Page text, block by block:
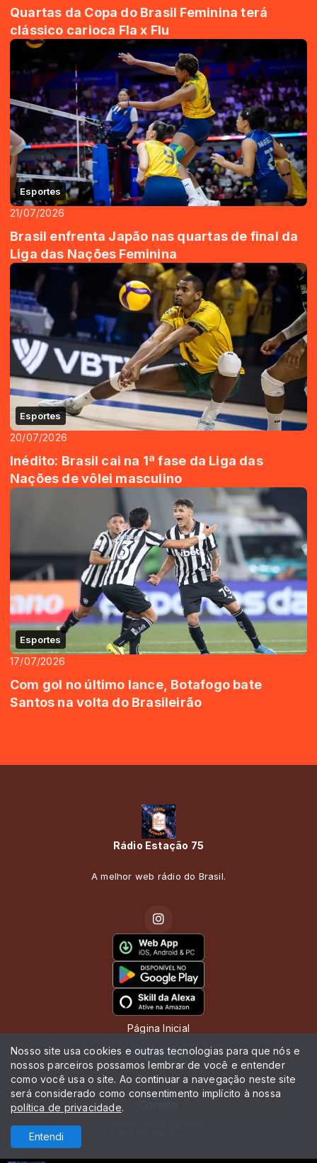
Quartas da Copa do Brasil Feminina terá
clássico carioca Fla x Flu
Esportes
21/07/2026
Brasil enfrenta Japão nas quartas de final da
Liga das Nações Feminina
Esportes
20/07/2026
Inédito: Brasil cai na 1ª fase da Liga das
Nações de vôlei masculino
Esportes
17/07/2026
Com gol no último lance, Botafogo bate
Santos na volta do Brasileirão
Rádio Estação 75
A melhor web rádio do Brasil.
Página Inicial
Programação
Notícias
Nosso site usa cookies e outras tecnologias para que nós e
nossos parceiros possamos lembrar de você e entender
como você usa o site. Ao continuar a navegação neste site
será considerado como consentimento implícito à nossa
política de privacidade.
Entendi